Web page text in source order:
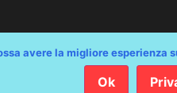
riservati / Progetto e Sviluppo
avere la migliore
Ok